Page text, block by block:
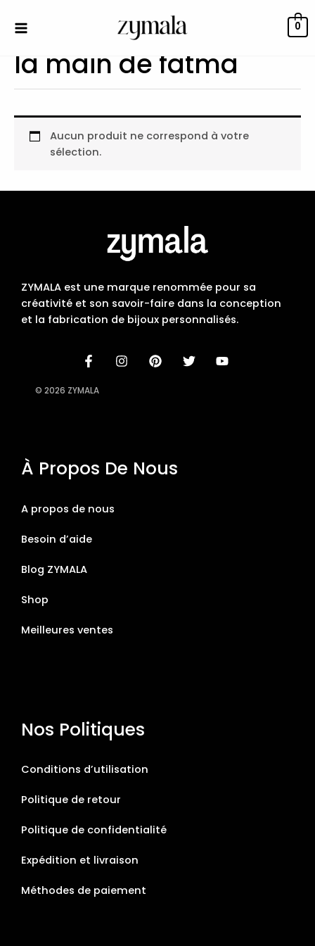
0
la main de fatma
Aucun produit ne correspond à votre
sélection.
ZYMALA est une marque renommée pour sa
créativité et son savoir-faire dans la conception
et la fabrication de bijoux personnalisés.
© 2026 ZYMALA
À Propos De Nous
A propos de nous
Besoin d’aide
Blog ZYMALA
Shop
Meilleures ventes
Nos Politiques
Conditions d’utilisation
Politique de retour
Politique de confidentialité
Expédition et livraison
Méthodes de paiement